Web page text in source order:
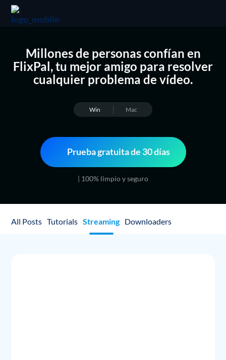
Millones de personas confían en
FlixPal, tu mejor amigo para resolver
cualquier problema de vídeo.
Win Mac
Prueba gratuita de 30 días
| 100% limpio y seguro
All Posts Tutorials Streaming Downloaders